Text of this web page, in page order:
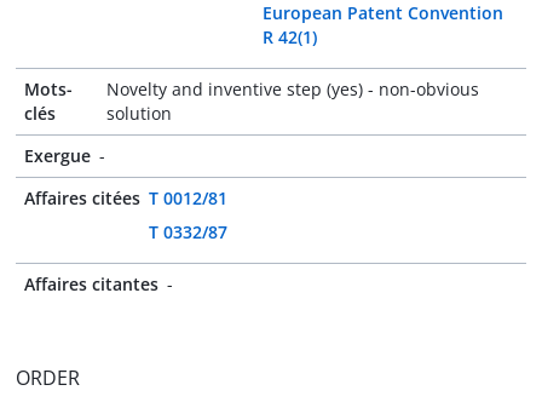
European Patent Convention
R 42(1)
Mots-
clés
Novelty and inventive step (yes) - non-obvious
solution
Exergue -
Affaires citées T 0012/81
T 0332/87
Affaires citantes -
ORDER